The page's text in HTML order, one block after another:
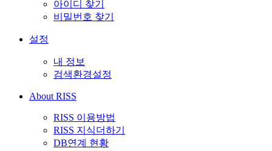
아이디 찾기
비밀번호 찾기
설정
내 정보
검색환경설정
About RISS
RISS 이용방법
RISS 지식더하기
DB연계 현황